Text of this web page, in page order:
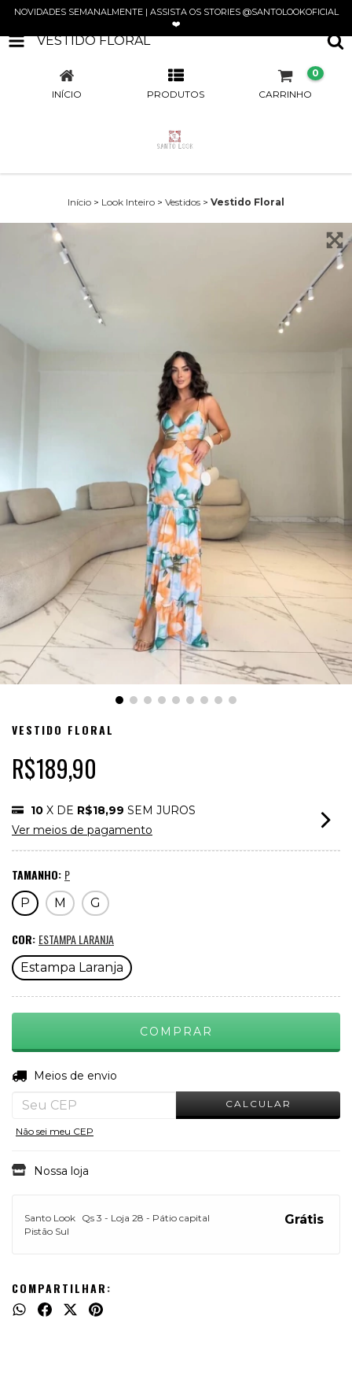
NOVIDADES SEMANALMENTE | ASSISTA OS STORIES @SANTOLOOKOFICIAL
❤️
VESTIDO FLORAL
INÍCIO PRODUTOS CARRINHO
0
Início > Look Inteiro > Vestidos > Vestido Floral
VESTIDO FLORAL
R$189,90
10 X DE R$18,99 SEM JUROS
Ver meios de pagamento
TAMANHO: P
P M G
COR: ESTAMPA LARANJA
Estampa Laranja
Entregas para o CEP:
Meios de envio
CALCULAR
Não sei meu CEP
Nossa loja
Santo Look Qs 3 - Loja 28 - Pátio capital
Pistão Sul
Grátis
COMPARTILHAR: